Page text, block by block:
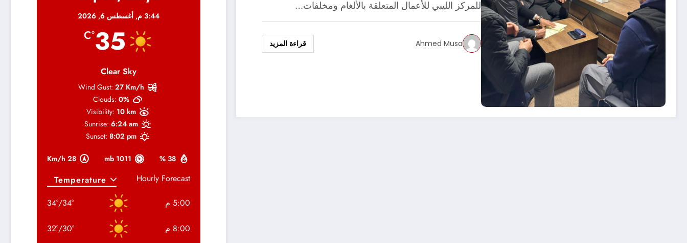
للمركز الليبي للأعمال المتعلقة بالألغام ومخلفات…
Ahmed Musa قراءة المزيد
3:44 م, أغسطس 6, 2026
35
°C
Clear Sky
38 %
1011 mb
28 Km/h
Wind Gust: 27 Km/h
Clouds: 0%
Visibility: 10 km
Sunrise: 6:24 am
Sunset: 8:02 pm
Hourly Forecast
5:00 م 34°
/
34°
8:00 م 30°
/
32°